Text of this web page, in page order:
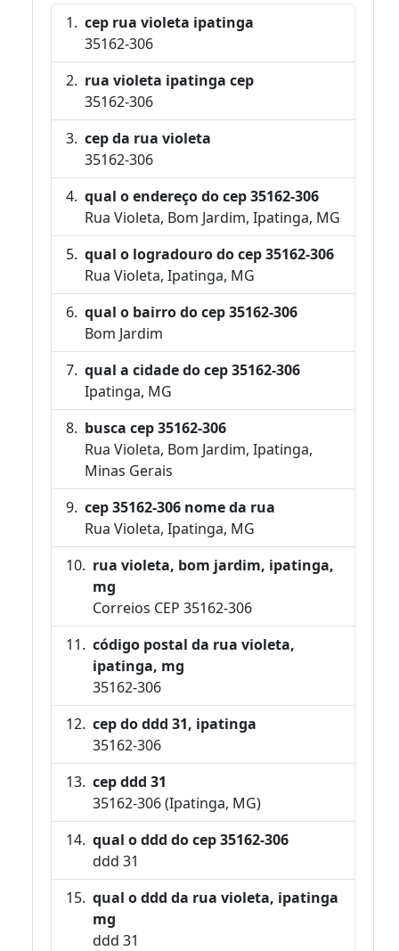
cep rua violeta ipatinga
35162-306
rua violeta ipatinga cep
35162-306
cep da rua violeta
35162-306
qual o endereço do cep 35162-306
Rua Violeta, Bom Jardim, Ipatinga, MG
qual o logradouro do cep 35162-306
Rua Violeta, Ipatinga, MG
qual o bairro do cep 35162-306
Bom Jardim
qual a cidade do cep 35162-306
Ipatinga, MG
busca cep 35162-306
Rua Violeta, Bom Jardim, Ipatinga,
Minas Gerais
cep 35162-306 nome da rua
Rua Violeta, Ipatinga, MG
rua violeta, bom jardim, ipatinga,
mg
Correios CEP 35162-306
código postal da rua violeta,
ipatinga, mg
35162-306
cep do ddd 31, ipatinga
35162-306
cep ddd 31
35162-306 (Ipatinga, MG)
qual o ddd do cep 35162-306
ddd 31
qual o ddd da rua violeta, ipatinga
mg
ddd 31